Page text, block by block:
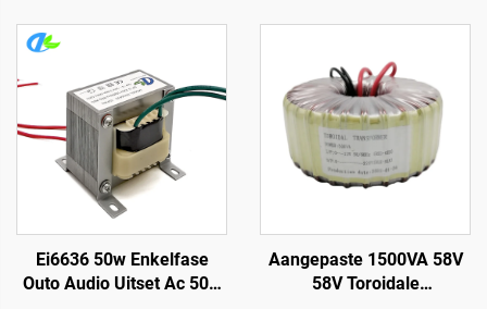
Ei6636 50w Enkelfase
Outo Audio Uitset Ac 50w
Aangepaste 1500VA 58V
58V Toroidale